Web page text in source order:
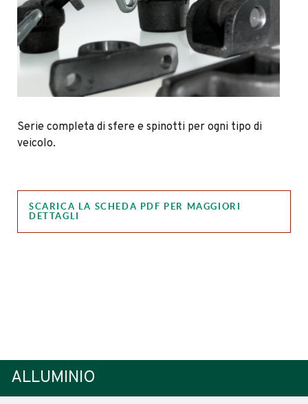
Serie completa di sfere e spinotti per ogni tipo di
veicolo.
SCARICA LA SCHEDA PDF PER MAGGIORI
DETTAGLI
ALLUMINIO